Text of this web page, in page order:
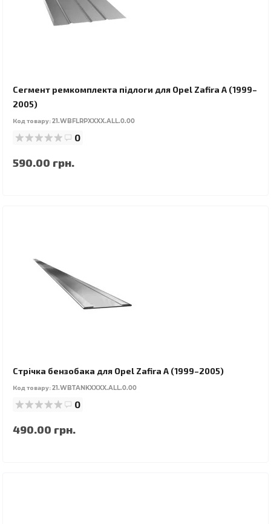
Сегмент ремкомплекта підлоги для Opel Zafira A (1999–
2005)
Код товару:21.WBFLRPXXXX.ALL.0.00
0
590.00 грн.
Стрічка бензобака для Opel Zafira A (1999–2005)
Код товару:21.WBTANKXXXX.ALL.0.00
0
490.00 грн.